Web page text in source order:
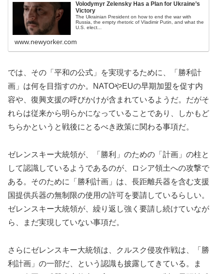
Volodymyr Zelensky Has a Plan for Ukraine’s
Victory
The Ukrainian President on how to end the war with
Russia, the empty rhetoric of Vladimir Putin, and what the
U.S. elect...
www.newyorker.com
では、その「平和の公式」を実現するために、「勝利計
画」は何を目指すのか。NATOやEUの早期加盟を促す内
容や、復興支援の呼びかけが含まれているようだ。だがそ
れらは従来から明らかになっていることであり、しかもど
ちらかというと戦後にとるべき政策に関わる事項だ。
ゼレンスキー大統領が、「勝利」のための「計画」の柱と
して認識しているようであるのが、ロシア領土への攻撃で
ある。そのために「勝利計画」は、長距離兵器を含む支援
国提供兵器の無制限の使用の許可を要請しているらしい。
ゼレンスキー大統領が、繰り返し強く要請し続けていなが
ら、まだ実現していない事項だ。
さらにゼレンスキー大統領は、クルスク侵攻作戦は、「勝
利計画」の一部だ、という認識も披露してきている。ま